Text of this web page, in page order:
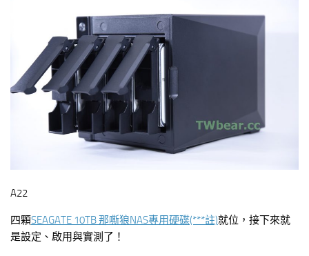
A22
四顆SEAGATE 10TB 那嘶狼NAS專用硬碟(***註)就位，接下來就
是設定、啟用與實測了！